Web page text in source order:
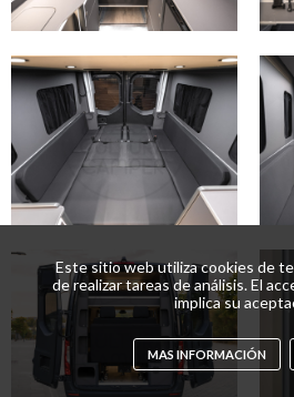
Este sitio web utiliza cookies de
de realizar tareas de análisis. El
implica su
MAS INFORMACIÓN